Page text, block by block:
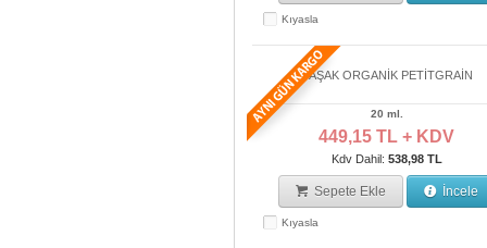
Kıyasla
BAŞAK ORGANİK PETİTGRAİN
20 ml.
449,15 TL + KDV
Kdv Dahil: 538,98 TL
Sepete Ekle İncele
Kıyasla